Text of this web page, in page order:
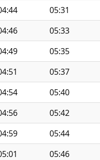
05:31
05:33
05:35
05:37
05:40
05:42
05:44
05:46